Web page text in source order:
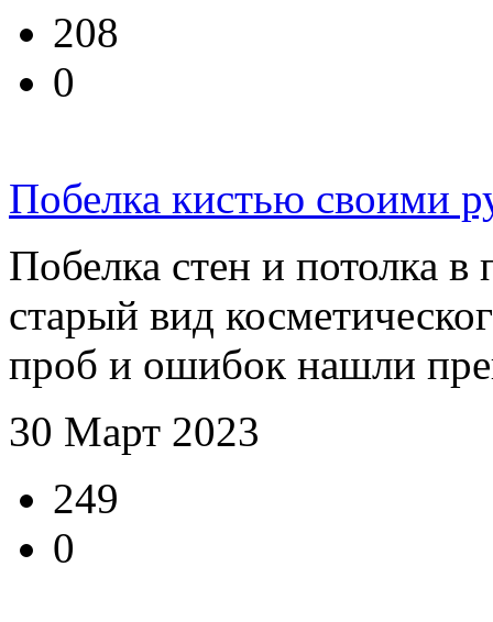
208
0
Побелка кистью своими
Побелка стен и потолка
старый вид
проб и ошибок нашли
30 Март 2023
249
0